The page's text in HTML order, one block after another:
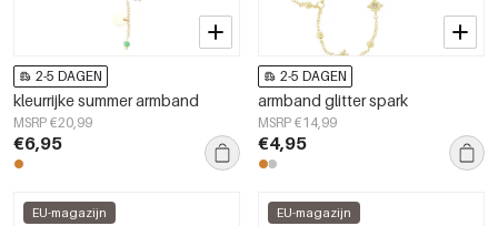
2-5 DAGEN
kleurrijke summer armband
MSRP €20,99
€6,95
2-5 DAGEN
armband glitter spark
MSRP €14,99
€4,95
EU-magazijn EU-magazijn